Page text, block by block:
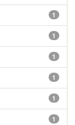
1
1
1
1
1
1